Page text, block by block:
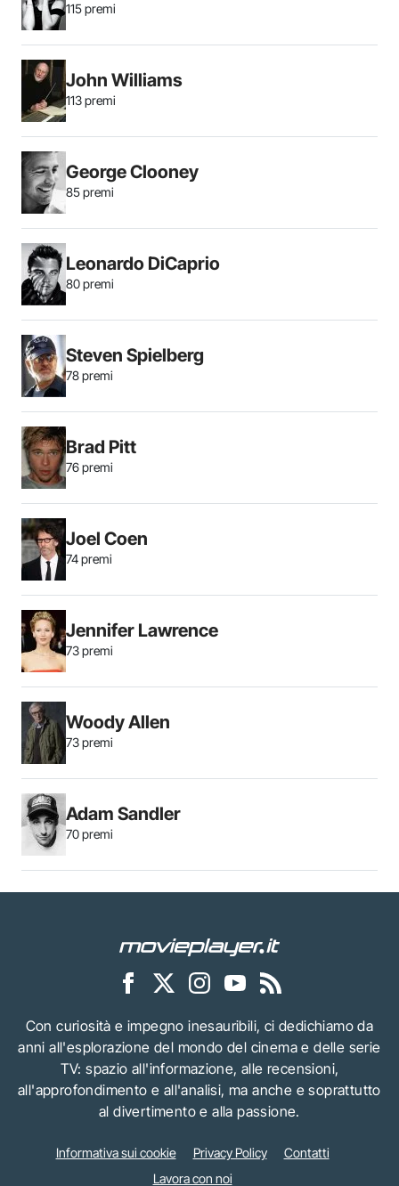
115 premi
John Williams
113 premi
George Clooney
85 premi
Leonardo DiCaprio
80 premi
Steven Spielberg
78 premi
Brad Pitt
76 premi
Joel Coen
74 premi
Jennifer Lawrence
73 premi
Woody Allen
73 premi
Adam Sandler
70 premi
Con curiosità e impegno inesauribili, ci dedichiamo da
anni all'esplorazione del mondo del cinema e delle serie
TV: spazio all'informazione, alle recensioni,
all'approfondimento e all'analisi, ma anche e soprattutto
al divertimento e alla passione.
Informativa sui cookie Privacy Policy
Contatti
Lavora con noi